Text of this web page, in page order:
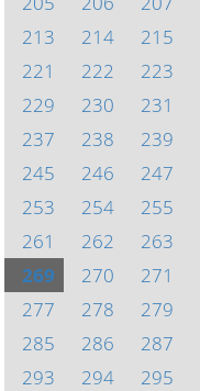
213
214 215
221
222 223
229
230 231
237
238 239
245
246 247
253
254 255
261
262 263
269
270 271
277
278 279
285
286 287
293
294 295